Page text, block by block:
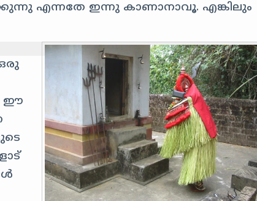
എന്നതേ ഇന്നു കാണാനാവൂ. എങ്കിലും
ഈ